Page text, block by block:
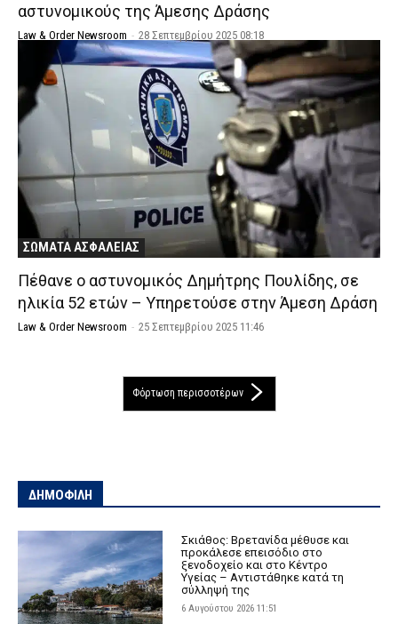
αστυνομικούς της Άμεσης Δράσης
Law & Order Newsroom - 28 Σεπτεμβρίου 2025 08:18
ΣΩΜΑΤΑ ΑΣΦΑΛΕΙΑΣ
Πέθανε ο αστυνομικός Δημήτρης Πουλίδης, σε
ηλικία 52 ετών – Υπηρετούσε στην Άμεση Δράση
Law & Order Newsroom - 25 Σεπτεμβρίου 2025 11:46
Φόρτωση περισσοτέρων
ΔΗΜΟΦΙΛΗ
Σκιάθος: Βρετανίδα μέθυσε και
προκάλεσε επεισόδιο στο
ξενοδοχείο και στο Κέντρο
Υγείας – Αντιστάθηκε κατά τη
σύλληψή της
6 Αυγούστου 2026 11:51